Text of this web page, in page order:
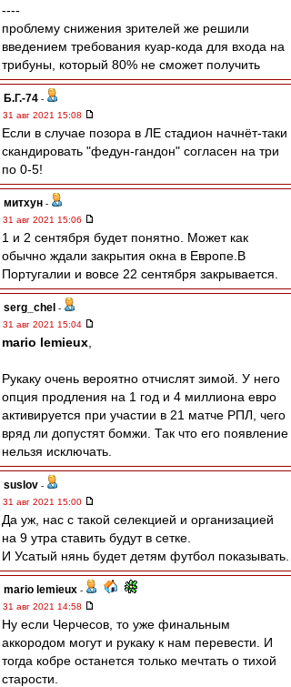
----
проблему снижения зрителей же решили
введением требования куар-кода для входа на
трибуны, который 80% не сможет получить
Б.Г.-74 -
31 авг 2021 15:08
Если в случае позора в ЛЕ стадион начнёт-таки
скандировать "федун-гандон" согласен на три
по 0-5!
митхун -
31 авг 2021 15:06
1 и 2 сентября будет понятно. Может как
обычно ждали закрытия окна в Европе.В
Португалии и вовсе 22 сентября закрывается.
serg_chel -
31 авг 2021 15:04
mario lemieux
Рукаку очень вероятно отчислят зимой. У него
опция продления на 1 год и 4 миллиона евро
активируется при участии в 21 матче РПЛ, чего
вряд ли допустят бомжи. Так что его появление
нельзя исключать.
suslov -
31 авг 2021 15:00
Да уж, нас с такой селекцией и организацией
на 9 утра ставить будут в сетке.
И Усатый нянь будет детям футбол показывать.
mario lemieux -
31 авг 2021 14:58
Ну если Черчесов, то уже финальным
аккородом могут и рукаку к нам перевести. И
тогда кобре останется только мечтать о тихой
старости.